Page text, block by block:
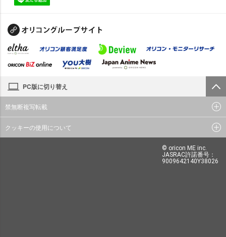
PC版に切り替え
禁無断複写転載
クッキーの使用について
© oricon ME inc.
JASRAC許諾番号：
9009642140Y38026